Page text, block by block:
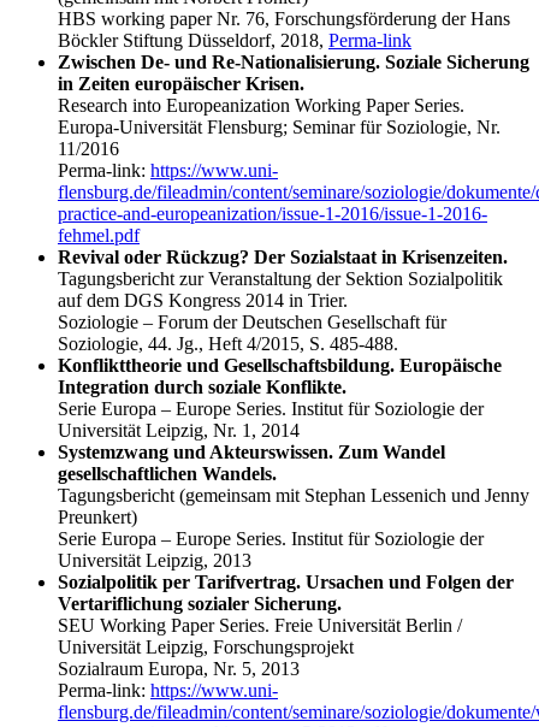
HBS working paper Nr. 76, Forschungsförderung der Hans
Böckler Stiftung Düsseldorf, 2018, Perma-link
Zwischen De- und Re-Nationalisierung. Soziale Sicherung
in Zeiten europäischer Krisen.
Research into Europeanization Working Paper Series.
Europa-Universität Flensburg; Seminar für Soziologie, Nr.
11/2016
Perma-link: https://www.uni-
flensburg.de/fileadmin/content/seminare/soziologie/
practice-and-europeanization/issue-1-2016/issue-1-2016-
fehmel.pdf
Revival oder Rückzug? Der Sozialstaat in Krisenzeiten.
Tagungsbericht zur Veranstaltung der Sektion Sozialpolitik
auf dem DGS Kongress 2014 in Trier.
Soziologie – Forum der Deutschen Gesellschaft für
Soziologie, 44. Jg., Heft 4/2015, S. 485-488.
Konflikttheorie und Gesellschaftsbildung. Europäische
Integration durch soziale Konflikte.
Serie Europa – Europe Series. Institut für Soziologie der
Universität Leipzig, Nr. 1, 2014
Systemzwang und Akteurswissen. Zum Wandel
gesellschaftlichen Wandels.
Tagungsbericht (gemeinsam mit Stephan Lessenich und Jenny
Preunkert)
Serie Europa – Europe Series. Institut für Soziologie der
Universität Leipzig, 2013
Sozialpolitik per Tarifvertrag. Ursachen und Folgen der
Vertariflichung sozialer Sicherung.
SEU Working Paper Series. Freie Universität Berlin /
Universität Leipzig, Forschungsprojekt
Sozialraum Europa, Nr. 5, 2013
Perma-link: https://www.uni-
flensburg.de/fileadmin/content/seminare/soziologie/